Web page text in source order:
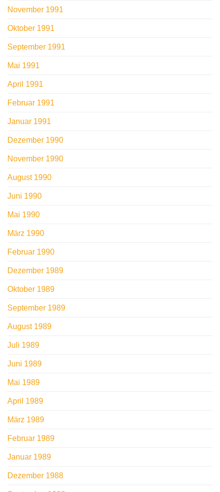
November 1991
Oktober 1991
September 1991
Mai 1991
April 1991
Februar 1991
Januar 1991
Dezember 1990
November 1990
August 1990
Juni 1990
Mai 1990
März 1990
Februar 1990
Dezember 1989
Oktober 1989
September 1989
August 1989
Juli 1989
Juni 1989
Mai 1989
April 1989
März 1989
Februar 1989
Januar 1989
Dezember 1988